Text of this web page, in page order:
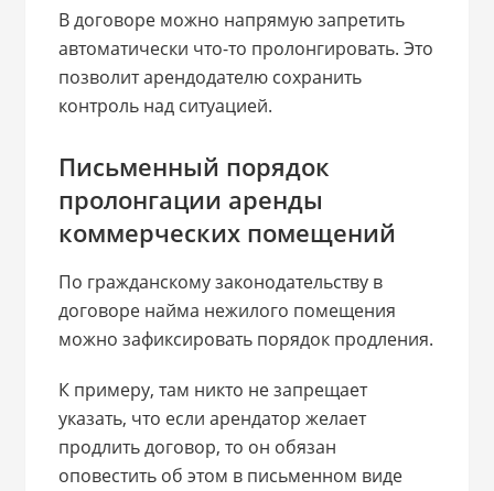
В договоре можно напрямую запретить
автоматически что-то пролонгировать. Это
позволит арендодателю сохранить
контроль над ситуацией.
Письменный порядок
пролонгации аренды
коммерческих помещений
По гражданскому законодательству в
договоре найма нежилого помещения
можно зафиксировать порядок продления.
К примеру, там никто не запрещает
указать, что если арендатор желает
продлить договор, то он обязан
оповестить об этом в письменном виде